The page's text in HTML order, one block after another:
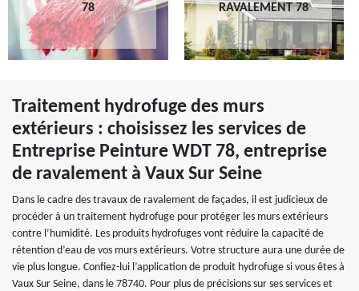
78
RAVALEMENT 78
Traitement hydrofuge des murs
extérieurs : choisissez les services de
Entreprise Peinture WDT 78, entreprise
de ravalement à Vaux Sur Seine
Dans le cadre des travaux de ravalement de façades, il est judicieux de
procéder à un traitement hydrofuge pour protéger les murs extérieurs
contre l’humidité. Les produits hydrofuges vont réduire la capacité de
rétention d’eau de vos murs extérieurs. Votre structure aura une durée de
vie plus longue. Confiez-lui l’application de produit hydrofuge si vous êtes à
Vaux Sur Seine, dans le 78740. Pour plus de précisions sur ses services et